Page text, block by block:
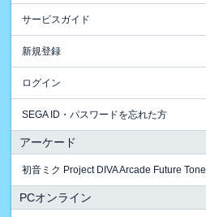
サービスガイド
新規登録
ログイン
SEGA ID・パスワードを忘れた方
アーケード
初音ミク Project DIVA Arcade Future Tone
PCオンライン